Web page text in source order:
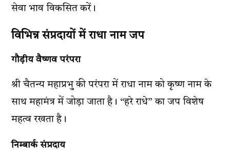
सेवा भाव विकसित करें।
विभिन्न संप्रदायों में राधा नाम जप
गौड़ीय वैष्णव परंपरा
श्री चैतन्य महाप्रभु की परंपरा में राधा नाम को कृष्ण नाम के
साथ महामंत्र में जोड़ा जाता है। “हरे राधे” का जप विशेष
महत्व रखता है।
निम्बार्क संप्रदाय